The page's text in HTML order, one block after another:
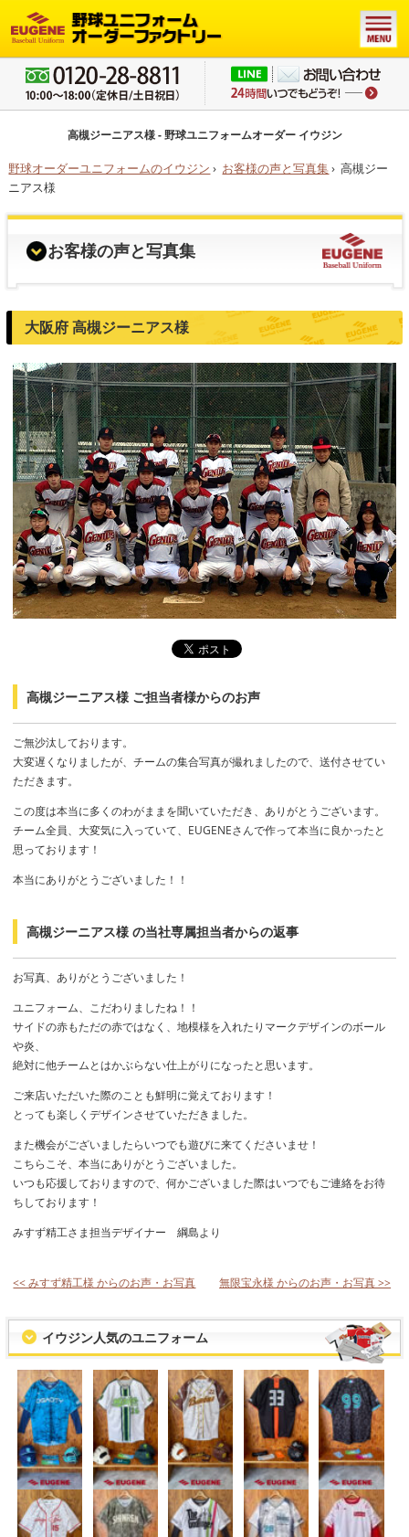
高槻ジーニアス様 - 野球ユニフォームオーダー イウジン
野球オーダーユニフォームのイウジン › お客様の声と写真集› 高槻ジー
ニアス様
お客様の声と写真集
大阪府 高槻ジーニアス様
高槻ジーニアス様 ご担当者様からのお声
ご無沙汰しております。
大変遅くなりましたが、チームの集合写真が撮れましたので、送付させてい
ただきます。
この度は本当に多くのわがままを聞いていただき、ありがとうございます。
チーム全員、大変気に入っていて、EUGENEさんで作って本当に良かったと
思っております！
本当にありがとうございました！！
高槻ジーニアス様 の当社専属担当者からの返事
お写真、ありがとうございました！
ユニフォーム、こだわりましたね！！
サイドの赤もただの赤ではなく、地模様を入れたりマークデザインのボール
や炎、
絶対に他チームとはかぶらない仕上がりになったと思います。
ご来店いただいた際のことも鮮明に覚えております！
とっても楽しくデザインさせていただきました。
また機会がございましたらいつでも遊びに来てくださいませ！
こちらこそ、本当にありがとうございました。
いつも応援しておりますので、何かございました際はいつでもご連絡をお待
ちしております！
みすず精工さま担当デザイナー 綱島より
<< みすず精工様 からのお声・お写真 無限宝永様 からのお声・お写真 >>
イウジン人気のユニフォーム